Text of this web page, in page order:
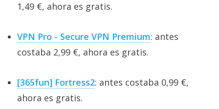
1,49 €, ahora es gratis.
VPN Pro - Secure VPN Premium: antes
costaba 2,99 €, ahora es gratis.
[365fun] Fortress2: antes costaba 0,99 €,
ahora es gratis.